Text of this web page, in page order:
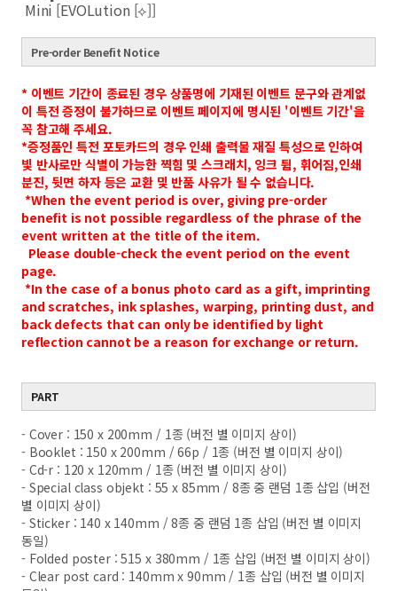
Mini [EVOLution [⟡]]
Pre-order Benefit Notice
* 이벤트 기간이 종료된 경우 상품명에 기재된 이벤트 문구와 관계없
이 특전 증정이 불가하므로 이벤트 페이지에 명시된 '이벤트 기간'을
꼭 참고해 주세요.
*증정품인 특전 포토카드의 경우 인쇄 출력물 재질 특성으로 인하여
빛 반사로만 식별이 가능한 찍힘 및 스크래치, 잉크 튐, 휘어짐,인쇄
분진, 뒷면 하자 등은 교환 및 반품 사유가 될 수 없습니다.
*When the event period is over, giving pre-order
benefit is not possible regardless of the phrase of the
event written at the title of the item.
Please double-check the event period on the event
page.
*In the case of a bonus photo card as a gift, imprinting
and scratches, ink splashes, warping, printing dust, and
back defects that can only be identified by light
reflection cannot be a reason for exchange or return.
PART
- Cover : 150 x 200mm / 1종 (버전 별 이미지 상이)
- Booklet : 150 x 200mm / 66p / 1종 (버전 별 이미지 상이)
- Cd-r : 120 x 120mm / 1종 (버전 별 이미지 상이)
- Special class objekt : 55 x 85mm / 8종 중 랜덤 1종 삽입 (버전
별 이미지 상이)
- Sticker : 140 x 140mm / 8종 중 랜덤 1종 삽입 (버전 별 이미지
동일)
- Folded poster : 515 x 380mm / 1종 삽입 (버전 별 이미지 상이)
- Clear post card : 140mm x 90mm / 1종 삽입 (버전 별 이미지